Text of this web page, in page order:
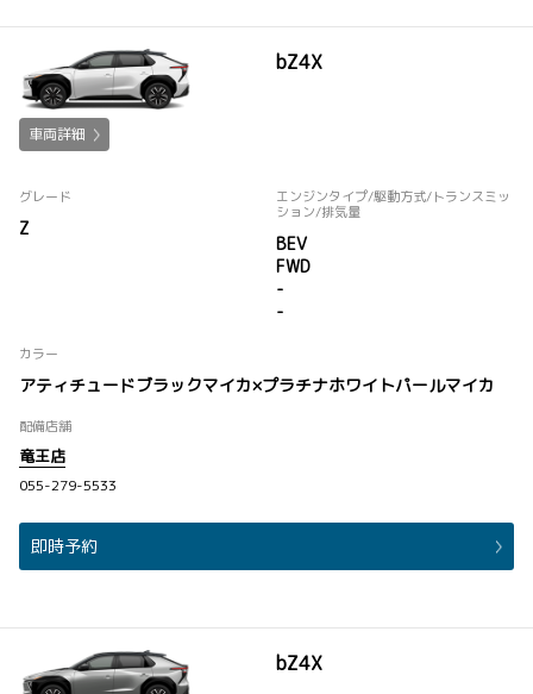
bZ4X
車両詳細
グレード
Z
エンジンタイプ/駆動方式/トランスミッ
ション/排気量
BEV
FWD
-
-
カラー
アティチュードブラックマイカ×プラチナホワイトパールマイカ
配備店舗
竜王店
055-279-5533
即時予約
bZ4X